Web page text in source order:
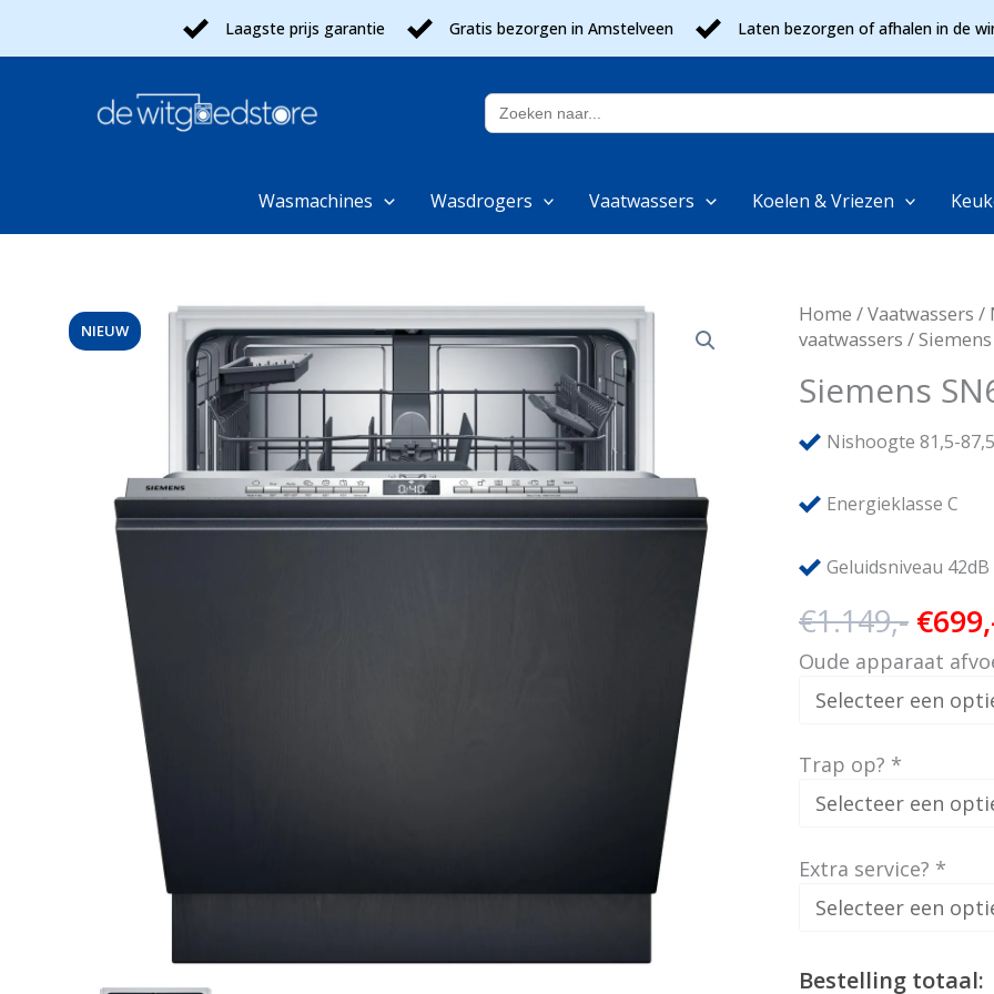
Laagste prijs garantie Gratis bezorgen in Amstelveen Laten bezorgen of afhalen in de
Zoek
naar:
Wasmachines Wasdrogers Vaatwassers Koelen & Vriezen
NIEUW
Home /Vaatwassers /
vaatwassers /
Siemens
Nishoogte 81,5-
Energieklasse C
Geluidsniveau 42dB
€1.149,-
prijs
was:
€
Oude apparaat
Trap op? *
Extra service? *
Bestelling totaal: